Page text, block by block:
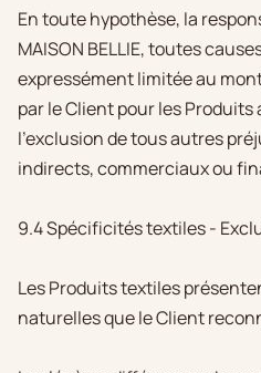
En toute hypothèse, la
MAISON BELLIE, toutes
expressément limitée au
par le Client pour les Produits
l'exclusion de tous autres
indirects, commerciaux ou
9.4 Spécificités textiles -
Les Produits textiles
naturelles que le Client